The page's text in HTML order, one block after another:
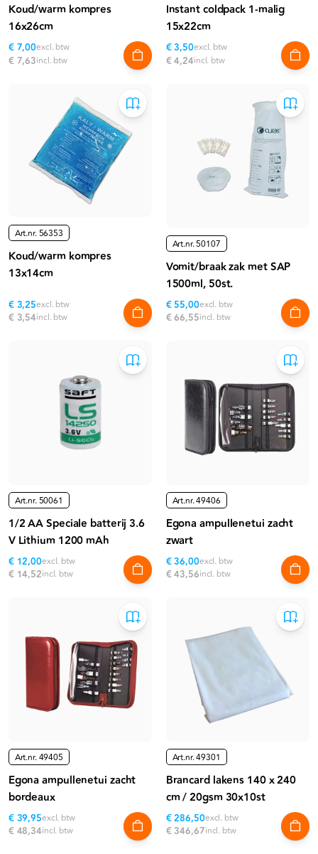
Koud/warm kompres
16x26cm
€ 7,00excl. btw
€ 7,63incl. btw
Instant coldpack 1-malig
15x22cm
€ 3,50excl. btw
€ 4,24incl. btw
Art.nr.56353
Koud/warm kompres
13x14cm
€ 3,25excl. btw
€ 3,54incl. btw
Art.nr.50107
Vomit/braak zak met SAP
1500ml, 50st.
€ 55,00excl. btw
€ 66,55incl. btw
Art.nr.50061
1/2 AA Speciale batterij 3.6
V Lithium 1200 mAh
€ 12,00excl. btw
€ 14,52incl. btw
Art.nr.49406
Egona ampullenetui zacht
zwart
€ 36,00excl. btw
€ 43,56incl. btw
Art.nr.49405
Egona ampullenetui zacht
bordeaux
€ 39,95excl. btw
€ 48,34incl. btw
Art.nr.49301
Brancard lakens 140 x 240
cm / 20gsm 30x10st
€ 286,50excl. btw
€ 346,67incl. btw